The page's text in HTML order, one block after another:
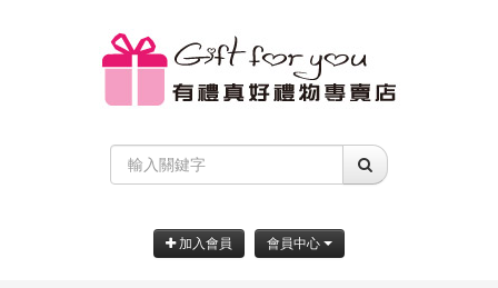
加入會員 會員中心